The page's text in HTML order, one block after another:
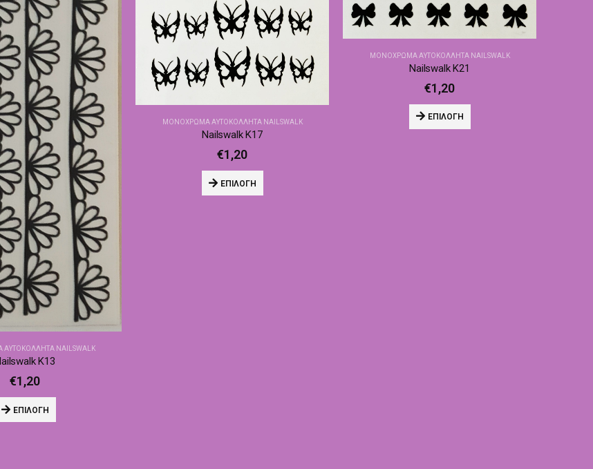
NAILSWALK
Κ13
€1,20
ΕΠΙΛΟΓΉ
ΜΟΝΌΧΡΩΜΑ ΑΥΤΟΚΌΛΛΗΤΑ NAILSWALK
Nailswalk Κ17
€1,20
ΕΠΙΛΟΓΉ
ΜΟΝΌΧΡΩΜΑ ΑΥΤΟΚΌΛΛΗΤΑ NAILSWALK
Nailswalk Κ21
€1,20
ΕΠΙΛΟΓΉ